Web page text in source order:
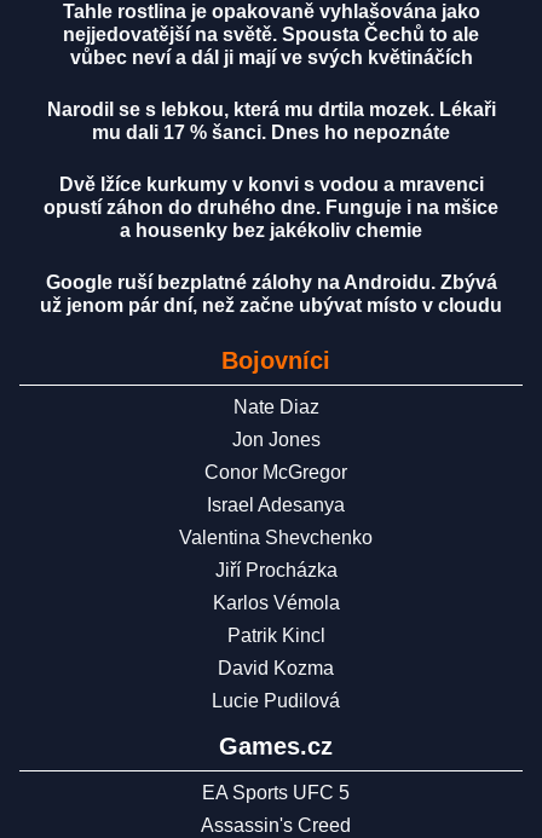
Tahle rostlina je opakovaně vyhlašována jako
nejjedovatější na světě. Spousta Čechů to ale
vůbec neví a dál ji mají ve svých květináčích
Narodil se s lebkou, která mu drtila mozek. Lékaři
mu dali 17 % šanci. Dnes ho nepoznáte
Dvě lžíce kurkumy v konvi s vodou a mravenci
opustí záhon do druhého dne. Funguje i na mšice
a housenky bez jakékoliv chemie
Google ruší bezplatné zálohy na Androidu. Zbývá
už jenom pár dní, než začne ubývat místo v cloudu
Bojovníci
Nate Diaz
Jon Jones
Conor McGregor
Israel Adesanya
Valentina Shevchenko
Jiří Procházka
Karlos Vémola
Patrik Kincl
David Kozma
Lucie Pudilová
Games.cz
EA Sports UFC 5
Assassin's Creed